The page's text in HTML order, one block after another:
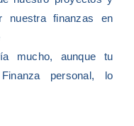
nuestra finanzas en
mucho, aunque tu
personal, lo